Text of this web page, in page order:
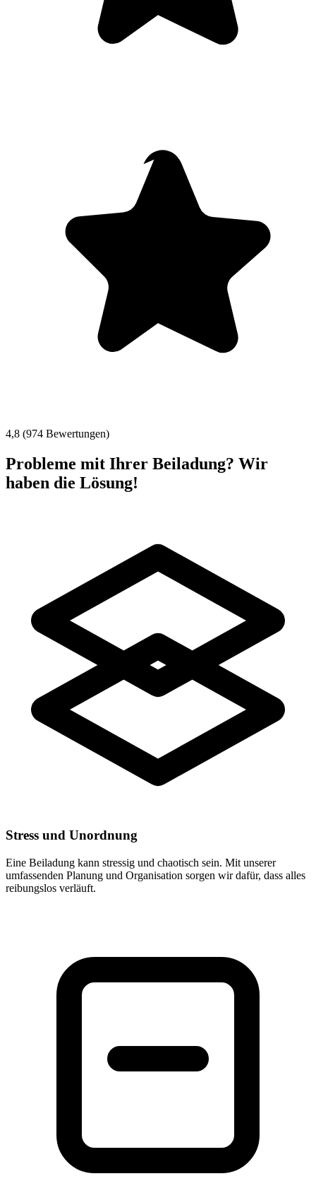
4,8 (974 Bewertungen)
Probleme mit Ihrer Beiladung? Wir
haben die Lösung!
Stress und Unordnung
Eine Beiladung kann stressig und chaotisch sein. Mit unserer
umfassenden Planung und Organisation sorgen wir dafür, dass alles
reibungslos verläuft.